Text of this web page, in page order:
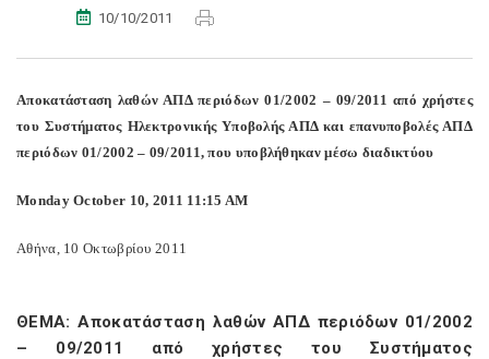
10/10/2011
Αποκατάσταση λαθών ΑΠΔ περιόδων 01/2002 – 09/2011 από χρήστες
του Συστήματος Ηλεκτρονικής Υποβολής ΑΠΔ και επανυποβολές ΑΠΔ
περιόδων 01/2002 – 09/2011, που υποβλήθηκαν μέσω διαδικτύου
Monday October 10, 2011 11:15 AM
Αθήνα, 10 Οκτωβρίου 2011
ΘΕΜΑ: Αποκατάσταση λαθών ΑΠΔ περιόδων 01/2002
– 09/2011 από χρήστες του Συστήματος